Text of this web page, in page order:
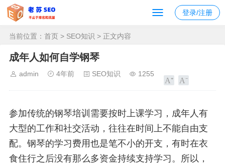
登录/注册
当前位置： 首页 > SEO知识 > 正文内容
成年人如何自学钢琴
admin 4年前 SEO知识 1255
参加传统的钢琴培训需要按时上课学习，成年人有
大型的工作和社交活动，往往在时间上不能自由支
配。钢琴的学习费用也是笔不小的开支，有时在衣
食住行之后没有那么多资金持续支持学习。所以，